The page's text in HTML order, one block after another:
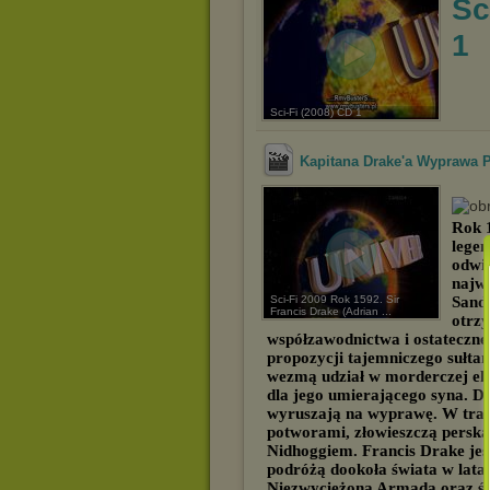
Sci-Fi (2008) CD 1
1
Kapitana Drake'a Wyprawa
Sci-Fi 2009 Rok 1592. Sir
Francis Drake (Adrian ...
Rok
współzawodnictwa i
propozycji tajemniczego
wezmą udział w morderczej
dla jego umierającego syna.
wyruszają na wyprawę. W
potworami, złowieszczą
Nidhoggiem. Francis Drake
podróżą dookoła świata w